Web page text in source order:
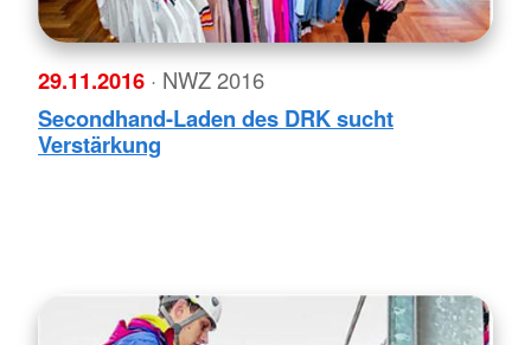
29.11.2016 · NWZ 2016
Secondhand-Laden des DRK sucht
Verstärkung